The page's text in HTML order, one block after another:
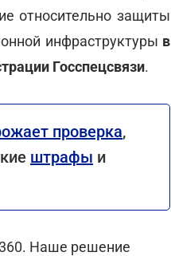
относительно защиты
инфраструктуры в
Госспецсвязи.
проверка,
штрафы и
Наше решение